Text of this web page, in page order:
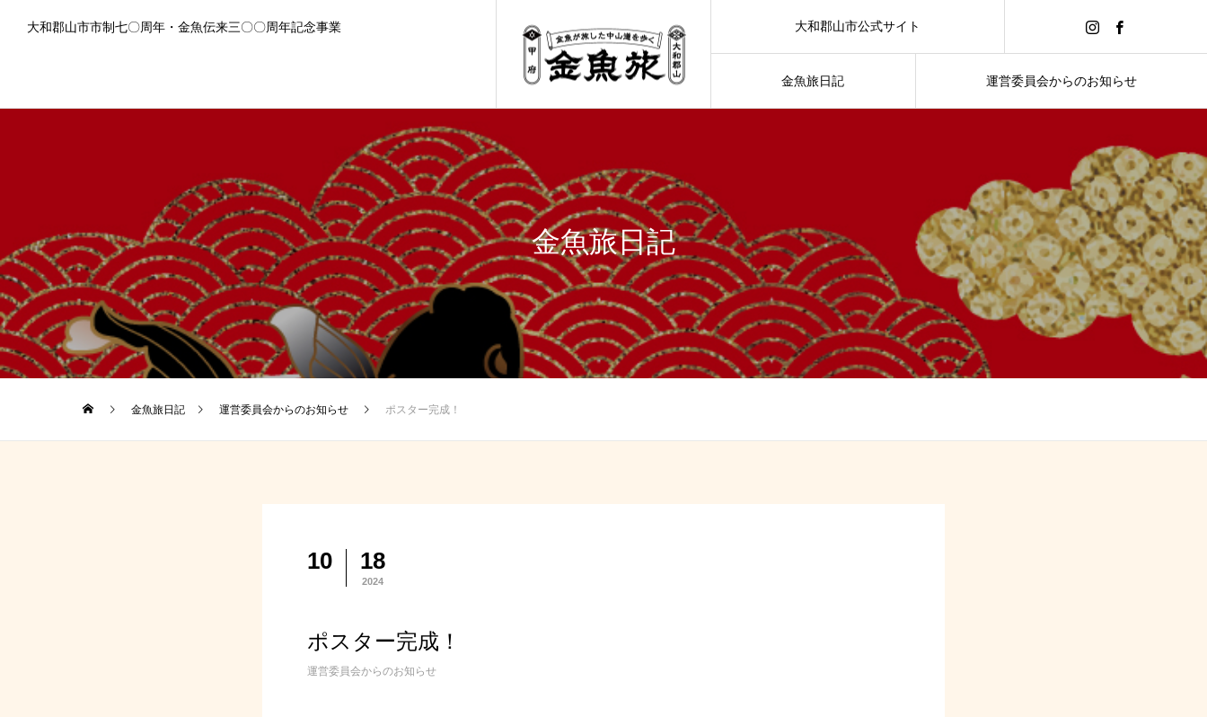
金魚旅日記 運営委員会からのお知らせ
大和郡山市市制七〇周年・金魚伝来三〇〇周年記念事業 大和郡山市公式サイト
金魚旅日記
金魚旅日記 運営委員会からのお知らせ ポスター完成！
10 18
2024
ポスター完成！
運営委員会からのお知らせ